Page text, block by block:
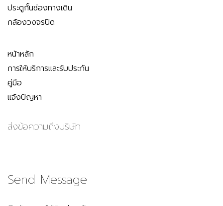
ประตูกั้นช่องทางเดิน
กล้องวงจรปิด
หน้าหลัก
การให้บริการและรับประกัน
คู่มือ
แจ้งปัญหา
ส่งข้อความถึงบริษัท
Send Message